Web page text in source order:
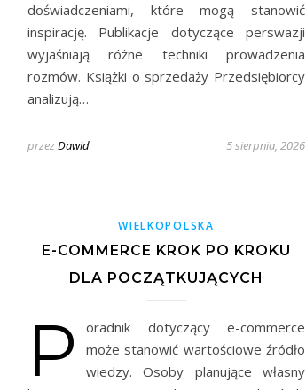
doświadczeniami, które mogą stanowić
inspirację. Publikacje dotyczące perswazji
wyjaśniają różne techniki prowadzenia
rozmów. Książki o sprzedaży Przedsiębiorcy
analizują…
przezDawid 5 sierpnia, 2026
WIELKOPOLSKA
E-COMMERCE KROK PO KROKU
DLA POCZĄTKUJĄCYCH
P
oradnik dotyczący e-commerce
może stanowić wartościowe źródło
wiedzy. Osoby planujące własny